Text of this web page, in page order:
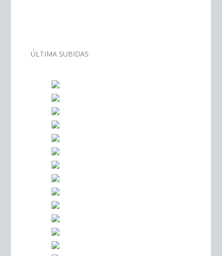
ÚLTIMA SUBIDAS